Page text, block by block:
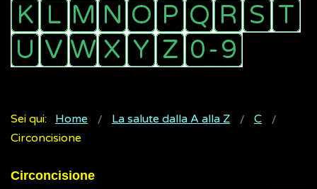
Sei qui: Home La salute dalla A alla Z
C
Circoncisione
Circoncisione